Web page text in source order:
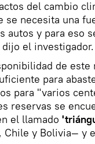
del cambio
se necesita una
autos y para eso
el investigador.
de este
para
para "varios
reservas se
el llamado
Chile y Bolivia— y